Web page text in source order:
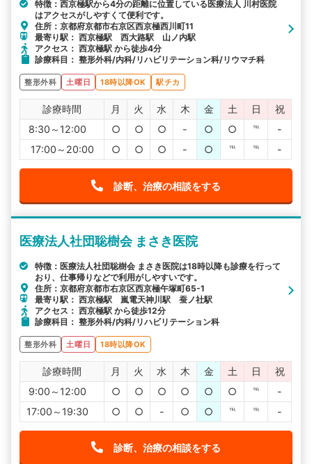
特徴：西京極駅から4分の距離に位置している医療法人 川村医院
はアクセスがしやすくて便利です。
住所：京都府京都市右京区西京極西川町11
最寄り駅： 西京極駅 西大路駅 山ノ内駅
アクセス： 西京極駅 から徒歩4分
診療科目： 整形外科/内科/リハビリテーション科/リウマチ科
整形外科 土曜日 18時以降OK 駅チカ
診療時間 月 火 水 木 金 土 日
祝
8:30～12:00
○ ○ ○ - ○ ○ ℡
-
17:00～20:00
○ ○ ○ - ○ ℡ ℡ -
診断、治療の相談をする
医療法人社団聡樹会 まさき医院
特徴：医療法人社団聡樹会 まさき医院は18時以降も診療を行って
おり、仕事帰りなどで利用がしやすいです。
住所：京都府京都市右京区西京極午塚町65-1
最寄り駅： 西京極駅 嵐電天神川駅 蚕ノ社駅
アクセス： 西京極駅 から徒歩12分
診療科目： 整形外科/内科/リハビリテーション科
整形外科 土曜日 18時以降OK
診療時間 月 火 水 木 金 土 日
祝
9:00～12:00
○ ○ ○ ○ ○ ○ ℡
-
17:00～19:30
○ ○ - ○ ○ ℡ ℡ -
診断、治療の相談をする